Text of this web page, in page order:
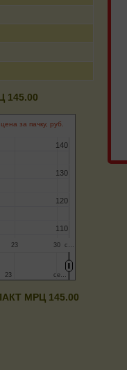
145.00
за пачку, руб.
с…
23 30
110
110
120
120
130
130
140
140
се…
се…
23
23
МРЦ 145.00